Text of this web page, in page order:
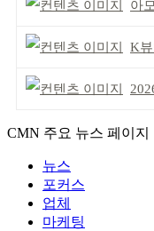
아
K뷰
CMN 주요 뉴스 페이지
뉴스
포커스
업체
마케팅